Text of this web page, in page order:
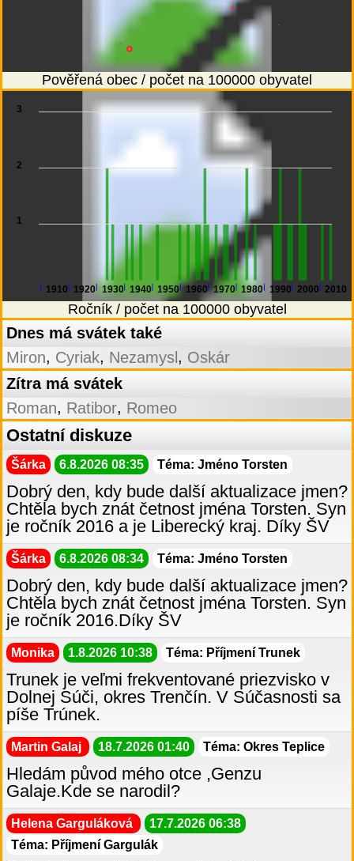
Pověřená obec / počet na 100000 obyvatel
1910 1920 1930 1940 1950 1960 1970 1980 1990 2000 2010
1
2
3
Ročník / počet na 100000 obyvatel
Dnes má svátek také
Miron, Cyriak, Nezamysl , Oskár
Zítra má svátek
Roman, Ratibor, Romeo
Ostatní diskuze
Šárka 6.8.2026 08:35 Téma: Jméno Torsten
Dobrý den, kdy bude další aktualizace jmen?
Chtěla bych znát četnost jména Torsten. Syn
je ročník 2016 a je Liberecký kraj. Díky ŠV
Šárka 6.8.2026 08:34 Téma: Jméno Torsten
Dobrý den, kdy bude další aktualizace jmen?
Chtěla bych znát četnost jména Torsten. Syn
je ročník 2016.Díky ŠV
Monika 1.8.2026 10:38 Téma: Příjmení Trunek
Trunek je veľmi frekventované priezvisko v
Dolnej Súči, okres Trenčín. V Súčasnosti sa
píše Trúnek.
Martin Galaj 18.7.2026 01:40 Téma: Okres Teplice
Hledám původ mého otce ,Genzu
Galaje.Kde se narodil?
Helena Garguláková
17.7.2026 06:38
Téma: Příjmení Gargulák